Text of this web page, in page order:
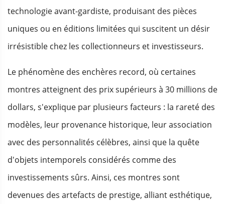
technologie avant-gardiste, produisant des pièces
uniques ou en éditions limitées qui suscitent un désir
irrésistible chez les collectionneurs et investisseurs.
Le phénomène des enchères record, où certaines
montres atteignent des prix supérieurs à 30 millions de
dollars, s'explique par plusieurs facteurs : la rareté des
modèles, leur provenance historique, leur association
avec des personnalités célèbres, ainsi que la quête
d'objets intemporels considérés comme des
investissements sûrs. Ainsi, ces montres sont
devenues des artefacts de prestige, alliant esthétique,